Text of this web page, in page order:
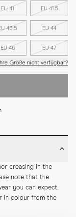
EU 41 EU 41.5
43.5 EU 44
EU 46 EU 47
Größe nicht verfügbar?
creasing in the
note that the
you can expect.
in colour from the